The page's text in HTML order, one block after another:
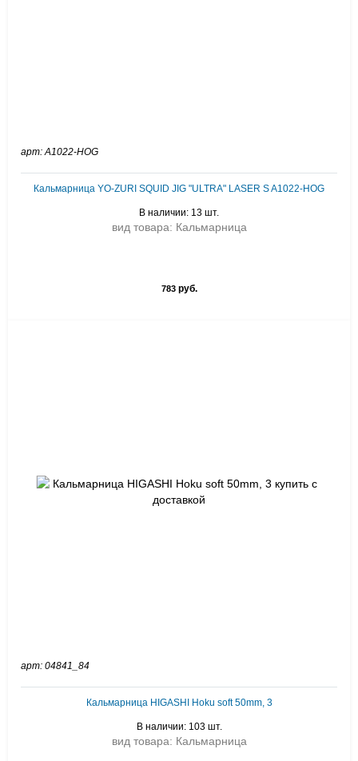
арт: A1022-HOG
Кальмарница YO-ZURI SQUID JIG "ULTRA" LASER S A1022-HOG
В наличии: 13 шт.
вид товара: Кальмарница
783руб.
арт: 04841_84
Кальмарница HIGASHI Hoku soft 50mm, 3
В наличии: 103 шт.
вид товара: Кальмарница